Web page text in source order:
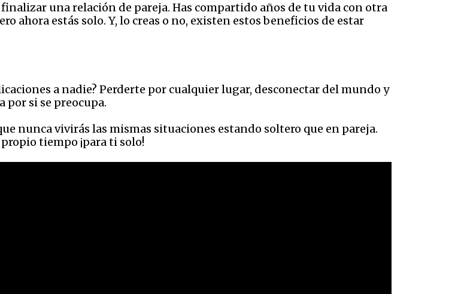
una relación de pareja. Has compartido años de tu vida con otra
ahora estás solo. Y, lo creas o no, existen estos beneficios de estar
a nadie? Perderte por cualquier lugar, desconectar del mundo y
por si se preocupa.
nunca vivirás las mismas situaciones estando soltero que en pareja.
tiempo ¡para ti solo!